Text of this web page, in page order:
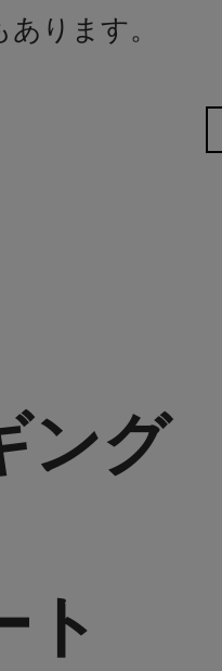
ります。
ング
ト